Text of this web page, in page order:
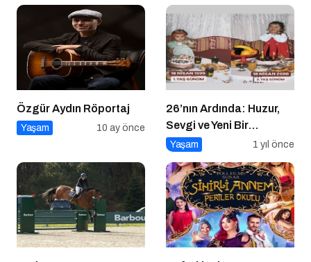
Özgür Aydın Röportaj
Yaşam 10 ay önce
26’nın Ardında: Huzur,
Sevgi ve Yeni Bir
Başlangıç
Yaşam 1 yıl önce